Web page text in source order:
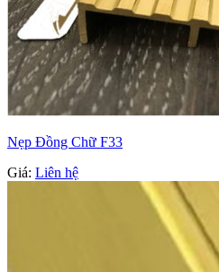
Nẹp Đồng Chữ F33
Giá: Liên hệ